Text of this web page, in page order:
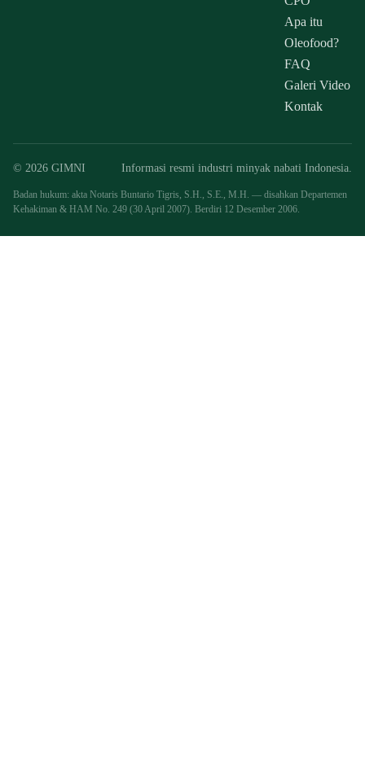
Apa itu
Oleofood?
FAQ
Galeri Video
Kontak
© 2026 GIMNI Informasi resmi industri minyak nabati Indonesia.
Badan hukum: akta Notaris Buntario Tigris, S.H., S.E., M.H. — disahkan Departemen
Kehakiman & HAM No. 249 (30 April 2007). Berdiri 12 Desember 2006.